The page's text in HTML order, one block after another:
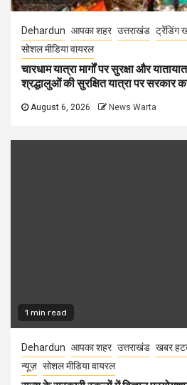
Dehardun आपका शहर उत्तराखंड ट्रेंडिंग
सोशल मीडिया वायरल
चारधाम यात्रा मार्गों पर सुरक्षा और
श्रद्धालुओं की सुरक्षित यात्रा पर सरकार
August 6, 2026 News Warta
1 min read
Dehardun आपका शहर उत्तराखंड खबर
न्यूज़ सोशल मीडिया वायरल